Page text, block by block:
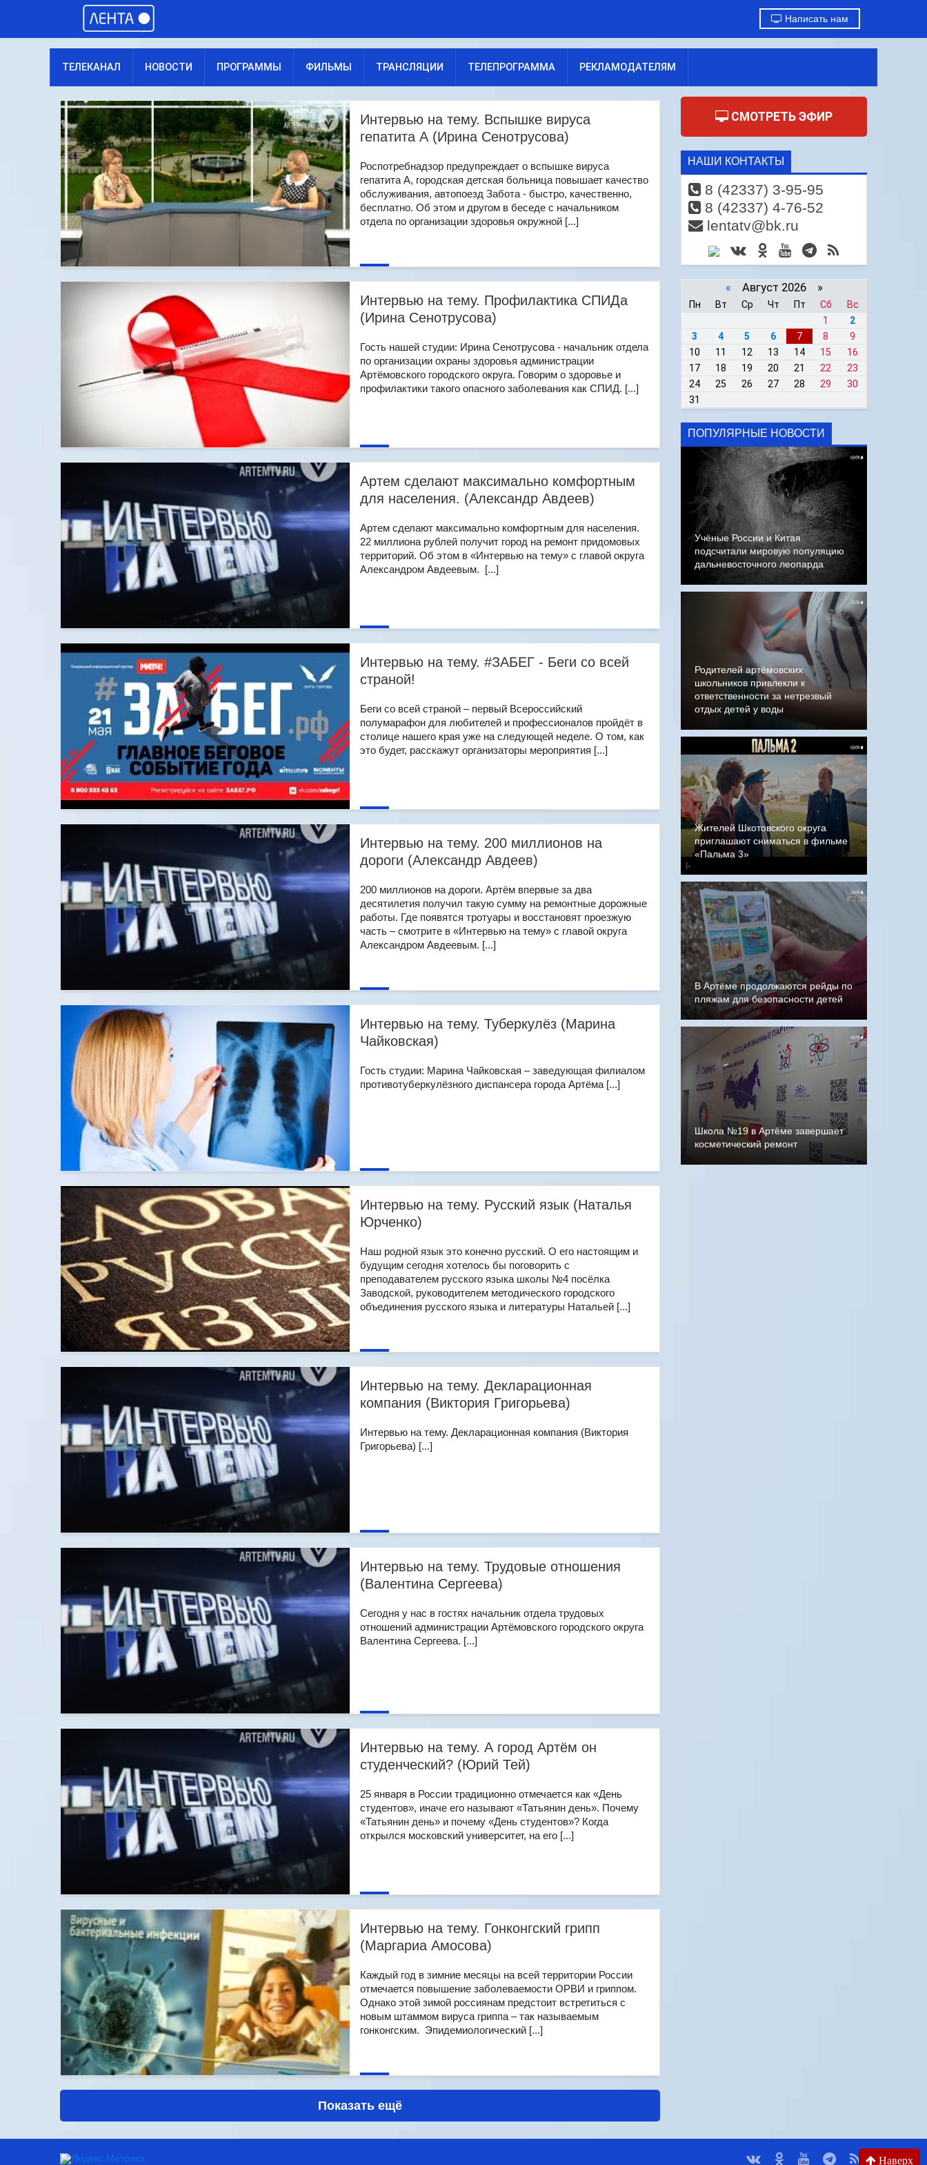
Написать нам
ТЕЛЕКАНАЛ НОВОСТИ ПРОГРАММЫ ФИЛЬМЫ ТРАНСЛЯЦИИ ТЕЛЕПРОГРАММА РЕКЛАМОДАТЕЛЯМ
Интервью на тему. Вспышке вируса
гепатита А (Ирина Сенотрусова)
Роспотребнадзор предупреждает о вспышке вируса
гепатита А, городская детская больница повышает качество
обслуживания, автопоезд Забота - быстро, качественно,
бесплатно. Об этом и другом в беседе с начальником
отдела по организации здоровья окружной [...]
Интервью на тему. Профилактика СПИДа
(Ирина Сенотрусова)
Гость нашей студии: Ирина Сенотрусова - начальник отдела
по организации охраны здоровья администрации
Артёмовского городского округа. Говорим о здоровье и
профилактики такого опасного заболевания как СПИД. [...]
Артем сделают максимально комфортным
для населения. (Александр Авдеев)
Артем сделают максимально комфортным для населения.
22 миллиона рублей получит город на ремонт придомовых
территорий. Об этом в «Интервью на тему» с главой округа
Александром Авдеевым. [...]
Интервью на тему. #ЗАБЕГ - Беги со всей
страной!
Беги со всей страной – первый Всероссийский
полумарафон для любителей и профессионалов пройдёт в
столице нашего края уже на следующей неделе. О том, как
это будет, расскажут организаторы мероприятия [...]
Интервью на тему. 200 миллионов на
дороги (Александр Авдеев)
200 миллионов на дороги. Артём впервые за два
десятилетия получил такую сумму на ремонтные дорожные
работы. Где появятся тротуары и восстановят проезжую
часть – смотрите в «Интервью на тему» с главой округа
Александром Авдеевым. [...]
Интервью на тему. Туберкулёз (Марина
Чайковская)
Гость студии: Марина Чайковская – заведующая филиалом
противотуберкулёзного диспансера города Артёма [...]
Интервью на тему. Русский язык (Наталья
Юрченко)
Наш родной язык это конечно русский. О его настоящим и
будущим сегодня хотелось бы поговорить с
преподавателем русского языка школы №4 посёлка
Заводской, руководителем методического городского
объединения русского языка и литературы Натальей [...]
Интервью на тему. Декларационная
компания (Виктория Григорьева)
Интервью на тему. Декларационная компания (Виктория
Григорьева) [...]
Интервью на тему. Трудовые отношения
(Валентина Сергеева)
Сегодня у нас в гостях начальник отдела трудовых
отношений администрации Артёмовского городского округа
Валентина Сергеева. [...]
Интервью на тему. А город Артём он
студенческий? (Юрий Тей)
25 января в России традиционно отмечается как «День
студентов», иначе его называют «Татьянин день». Почему
«Татьянин день» и почему «День студентов»? Когда
открылся московский университет, на его [...]
Интервью на тему. Гонконгский грипп
(Маргариа Амосова)
Каждый год в зимние месяцы на всей территории России
отмечается повышение заболеваемости ОРВИ и гриппом.
Однако этой зимой россиянам предстоит встретиться с
новым штаммом вируса гриппа – так называемым
гонконгским. Эпидемиологический [...]
Показать ещё
СМОТРЕТЬ ЭФИР
НАШИ КОНТАКТЫ
8 (42337) 3-95-95
8 (42337) 4-76-52
lentatv@bk.ru
« Август 2026 »
Пн Вт Ср Чт Пт Сб
Вс
1
2
3
4 5 6 7 8
9
10
11 12 13 14 15
16
17
18 19 20 21 22
23
24
25 26 27 28 29
30
31
ПОПУЛЯРНЫЕ НОВОСТИ
Учёные России и Китая
подсчитали мировую популяцию
дальневосточного леопарда
Родителей артёмовских
школьников привлекли к
ответственности за нетрезвый
отдых детей у воды
Жителей Шкотовского округа
приглашают сниматься в фильме
«Пальма 3»
В Артёме продолжаются рейды по
пляжам для безопасности детей
Школа №19 в Артёме завершает
косметический ремонт
Наверх